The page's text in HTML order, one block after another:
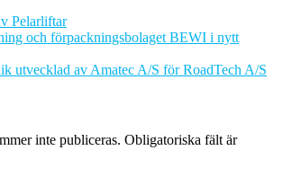
Pelarliftar
och förpackningsbolaget BEWI i nytt
utvecklad av Amatec A/S för RoadTech A/S
inte publiceras. Obligatoriska fält är